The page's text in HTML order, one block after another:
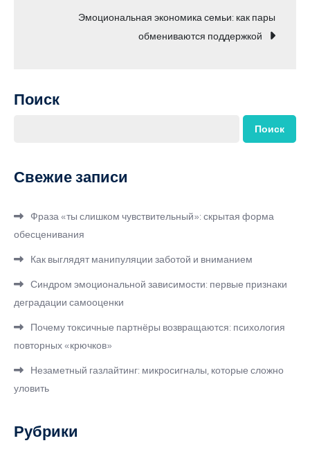
записям
Эмоциональная экономика семьи: как пары
обмениваются поддержкой
Поиск
Поиск
Свежие записи
Фраза «ты слишком чувствительный»: скрытая форма
обесценивания
Как выглядят манипуляции заботой и вниманием
Синдром эмоциональной зависимости: первые признаки
деградации самооценки
Почему токсичные партнёры возвращаются: психология
повторных «крючков»
Незаметный газлайтинг: микросигналы, которые сложно
уловить
Рубрики